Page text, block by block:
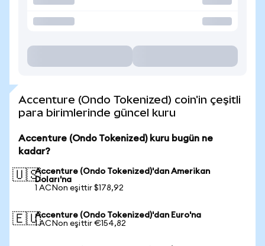
Accenture (Ondo Tokenized) coin'in çeşitli
para birimlerinde güncel kuru
Accenture (Ondo Tokenized) kuru bugün ne
kadar?
🇺🇸Accenture (Ondo Tokenized)'dan Amerikan
Doları'na
1 ACNon eşittir $178,92
🇪🇺Accenture (Ondo Tokenized)'dan Euro'na
1 ACNon eşittir €154,82